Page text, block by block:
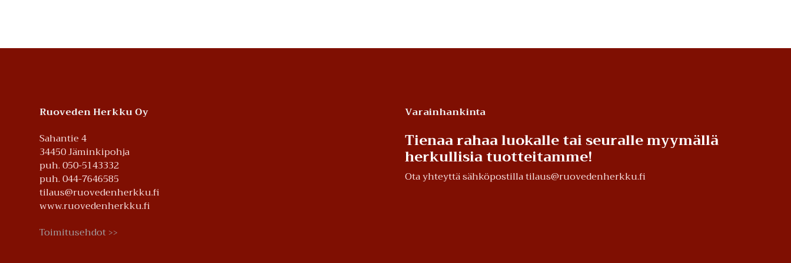
Footer
Ruoveden Herkku Oy
Sahantie 4
34450 Jäminkipohja
puh. 050-5143332
puh. 044-7646585
tilaus@ruovedenherkku.fi
www.ruovedenherkku.fi
Toimitusehdot >>
Varainhankinta
Tienaa rahaa luokalle tai seuralle myymällä
herkullisia tuotteitamme!
Ota yhteyttä sähköpostilla tilaus@ruovedenherkku.fi